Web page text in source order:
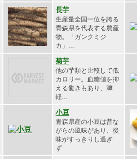
長芋
生産量全国一位を誇る
青森県を代表する農産
物。「ガンクミジ
カ」...
菊芋
他の芋類と比較して低
カロリー。血糖値を抑
える働きもあり、津
軽...
小豆
青森県産の小豆は昔な
がらの風味があり、後
味がすっきりし過ぎ
ず...